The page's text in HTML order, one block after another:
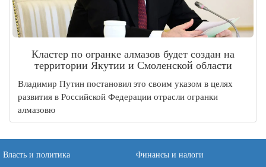
Кластер по огранке алмазов будет создан на
территории Якутии и Смоленской области
Владимир Путин постановил это своим указом в целях
развития в Российской Федерации отрасли огранки
алмазовю
Власть и политика
Финансы и налоги